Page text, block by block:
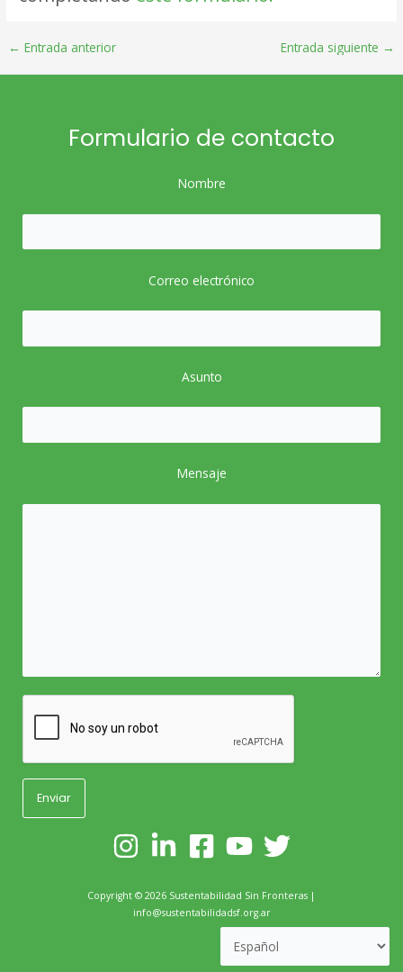
Post
← Entrada anterior Entrada siguiente →
Formulario de contacto
Nombre
Correo electrónico
Asunto
Mensaje
Copyright © 2026 Sustentabilidad Sin Fronteras |
info@sustentabilidadsf.org.ar